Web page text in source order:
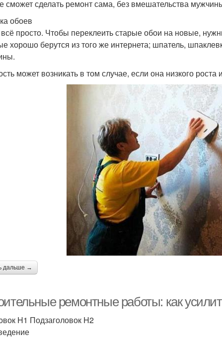
сможет сделать ремонт сама, без вмешательства
обоев
просто. Чтобы переклеить старые обои на новые,
хорошо берутся из того же интернета; шпатель,
может возникать в том случае, если она низкого
дальше →
ремонтные работы: как
H1 Подзаголовок H2